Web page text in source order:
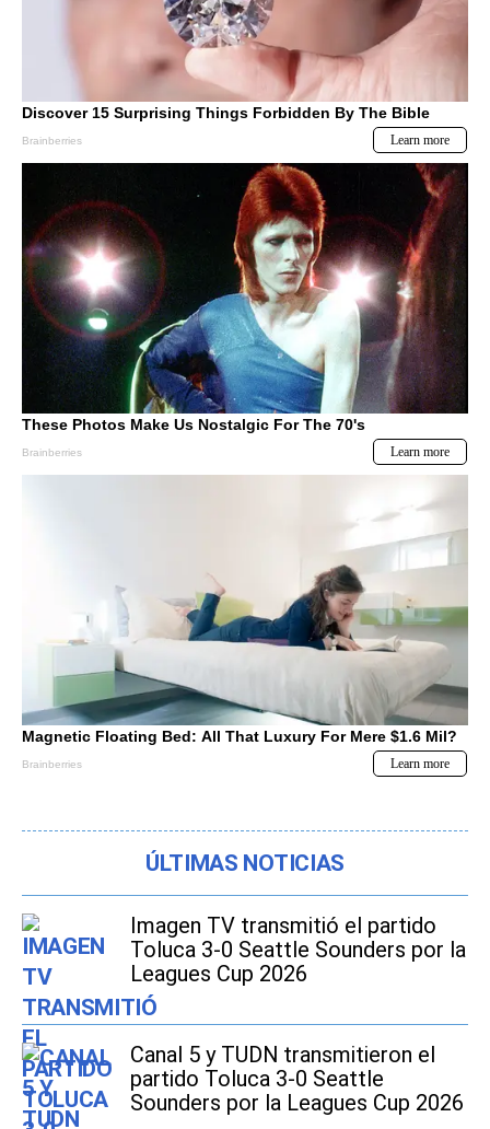
ÚLTIMAS NOTICIAS
Imagen TV transmitió el partido
Toluca 3-0 Seattle Sounders por la
Leagues Cup 2026
Canal 5 y TUDN transmitieron el
partido Toluca 3-0 Seattle
Sounders por la Leagues Cup 2026